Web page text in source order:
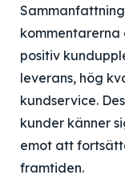
kommentarerna
positiv
leverans, hög
kundservice.
kunder känner
emot att
framtiden.